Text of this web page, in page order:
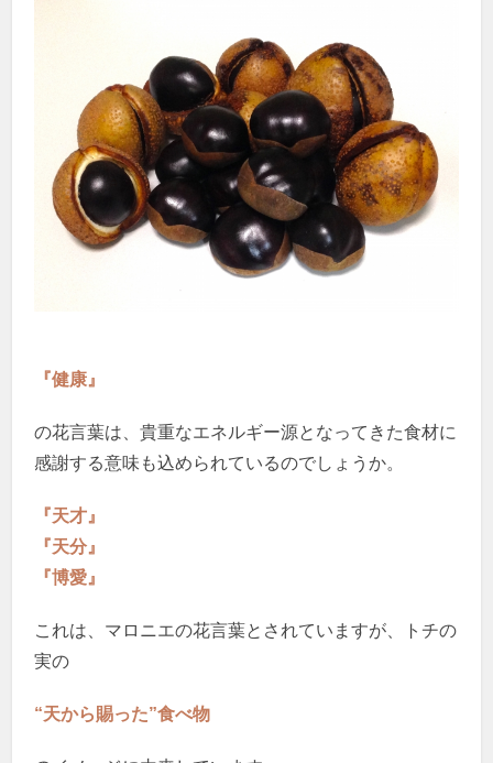
『健康』
の花言葉は、貴重なエネルギー源となってきた食材に
感謝する意味も込められているのでしょうか。
『天才』
『天分』
『博愛』
これは、マロニエの花言葉とされていますが、トチの
実の
“天から賜った”食べ物